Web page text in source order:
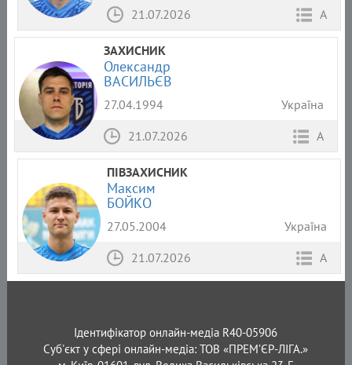
21.07.2026
А
ЗАХИСНИК
Олександр
ВАСИЛЬЄВ
27.04.1994
Україна
21.07.2026
А
ПІВЗАХИСНИК
Максим
БОЙКО
27.05.2004
Україна
21.07.2026
А
Ідентифікатор онлайн-медіа R40-05906
Суб'єкт у сфері онлайн-медіа: ТОВ «ПРЕМ’ЄР-ЛІГА.»